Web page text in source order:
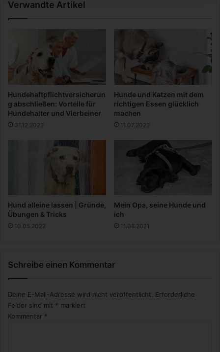
i
e
n
A
v
o
r
g
Verwandte Artikel
Hundehaftpflichtversicherun
g abschließen: Vorteile für
Hundehalter und Vierbeiner
01.12.2023
Hunde und Katzen mit dem
richtigen Essen glücklich
machen
11.07.2023
Hund alleine lassen | Gründe,
Übungen & Tricks
10.05.2022
Mein Opa, seine Hunde und
ich
11.08.2021
Schreibe einen Kommentar
Deine E-Mail-Adresse wird nicht veröffentlicht. Erforderliche
Felder sind mit * markiert
Kommentar *